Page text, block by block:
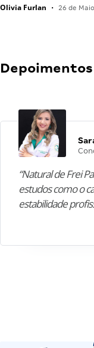
Olivia Furlan • 26 de Maio
“Natural de Frei
estudos como o
estabilidade